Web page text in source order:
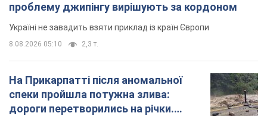
проблему джипінгу вирішують за кордоном
Україні не завадить взяти приклад із країн Європи
8.08.2026 05:10 2,3 т.
На Прикарпатті після аномальної
спеки пройшла потужна злива:
дороги перетворились на річки.